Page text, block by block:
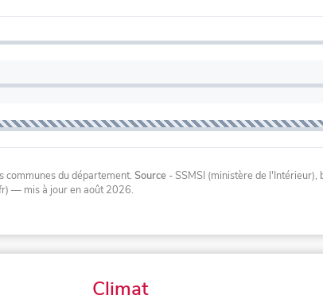
communes du département. Source - SSMSI (ministère de l'Intérieur),
— mis à jour en août 2026.
Climat